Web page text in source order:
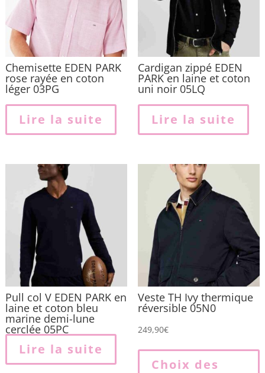
Chemisette EDEN PARK
rose rayée en coton
léger 03PG
Lire la suite
Cardigan zippé EDEN
PARK en laine et coton
uni noir 05LQ
Lire la suite
Pull col V EDEN PARK en
laine et coton bleu
marine demi-lune
cerclée 05PC
Lire la suite
Veste TH Ivy thermique
réversible 05N0
249,90€
Choix des